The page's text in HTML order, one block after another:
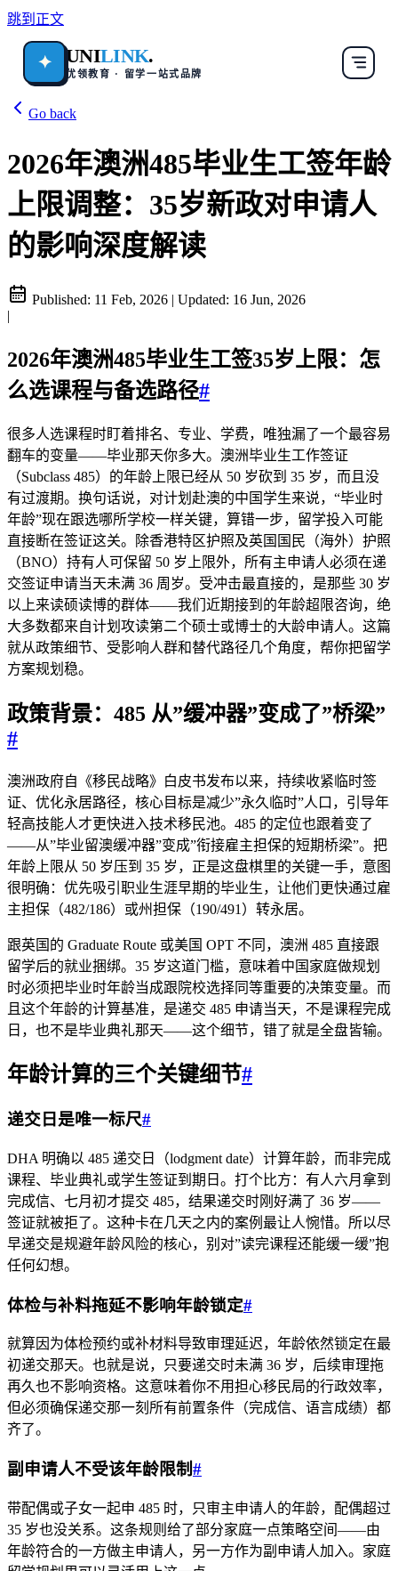
跳到正文
✦ UNILINK.
优领教育 · 留学一站式品牌
Go back
2026年澳洲485毕业生工签年龄
上限调整：35岁新政对申请人
的影响深度解读
Published: 11 Feb, 2026 | Updated: 16 Jun, 2026
|
2026年澳洲485毕业生工签35岁上限：怎
么选课程与备选路径#
很多人选课程时盯着排名、专业、学费，唯独漏了一个最容易
翻车的变量——毕业那天你多大。澳洲毕业生工作签证
（Subclass 485）的年龄上限已经从 50 岁砍到 35 岁，而且没
有过渡期。换句话说，对计划赴澳的中国学生来说，“毕业时
年龄”现在跟选哪所学校一样关键，算错一步，留学投入可能
直接断在签证这关。除香港特区护照及英国国民（海外）护照
（BNO）持有人可保留 50 岁上限外，所有主申请人必须在递
交签证申请当天未满 36 周岁。受冲击最直接的，是那些 30 岁
以上来读硕读博的群体——我们近期接到的年龄超限咨询，绝
大多数都来自计划攻读第二个硕士或博士的大龄申请人。这篇
就从政策细节、受影响人群和替代路径几个角度，帮你把留学
方案规划稳。
政策背景：485 从”缓冲器”变成了”桥梁”
#
澳洲政府自《移民战略》白皮书发布以来，持续收紧临时签
证、优化永居路径，核心目标是减少”永久临时”人口，引导年
轻高技能人才更快进入技术移民池。485 的定位也跟着变了
——从”毕业留澳缓冲器”变成”衔接雇主担保的短期桥梁”。把
年龄上限从 50 岁压到 35 岁，正是这盘棋里的关键一手，意图
很明确：优先吸引职业生涯早期的毕业生，让他们更快通过雇
主担保（482/186）或州担保（190/491）转永居。
跟英国的 Graduate Route 或美国 OPT 不同，澳洲 485 直接跟
留学后的就业捆绑。35 岁这道门槛，意味着中国家庭做规划
时必须把毕业时年龄当成跟院校选择同等重要的决策变量。而
且这个年龄的计算基准，是递交 485 申请当天，不是课程完成
日，也不是毕业典礼那天——这个细节，错了就是全盘皆输。
年龄计算的三个关键细节#
递交日是唯一标尺#
DHA 明确以 485 递交日（lodgment date）计算年龄，而非完成
课程、毕业典礼或学生签证到期日。打个比方：有人六月拿到
完成信、七月初才提交 485，结果递交时刚好满了 36 岁——
签证就被拒了。这种卡在几天之内的案例最让人惋惜。所以尽
早递交是规避年龄风险的核心，别对”读完课程还能缓一缓”抱
任何幻想。
体检与补料拖延不影响年龄锁定#
就算因为体检预约或补材料导致审理延迟，年龄依然锁定在最
初递交那天。也就是说，只要递交时未满 36 岁，后续审理拖
再久也不影响资格。这意味着你不用担心移民局的行政效率，
但必须确保递交那一刻所有前置条件（完成信、语言成绩）都
齐了。
副申请人不受该年龄限制#
带配偶或子女一起申 485 时，只审主申请人的年龄，配偶超过
35 岁也没关系。这条规则给了部分家庭一点策略空间——由
年龄符合的一方做主申请人，另一方作为副申请人加入。家庭